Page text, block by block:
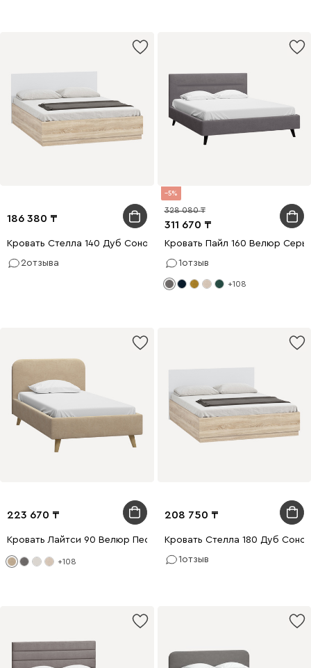
186 380
Кровать Стелла 140 Дуб Сонома
2отзыва
5
311 670
328 080
Кровать Пайл 160 Велюр
1отзыв
+108
223 670
Кровать Лайтси 90 Велюр Песочный
+108
208 750
Кровать Стелла 180 Дуб
1отзыв